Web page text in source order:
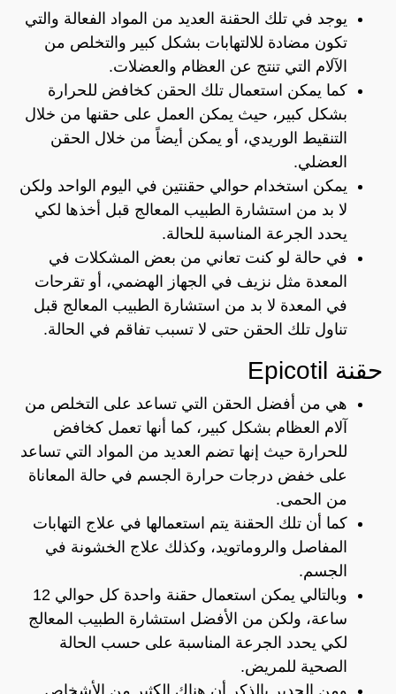
يوجد في تلك الحقنة العديد من المواد الفعالة والتي
تكون مضادة للالتهابات بشكل كبير والتخلص من
الآلام التي تنتج عن العظام والعضلات.
كما يمكن استعمال تلك الحقن كخافض للحرارة
بشكل كبير، حيث يمكن العمل على حقنها من خلال
التنقيط الوريدي، أو يمكن أيضاً من خلال الحقن
العضلي.
يمكن استخدام حوالي حقنتين في اليوم الواحد ولكن
لا بد من استشارة الطبيب المعالج قبل أخذها لكي
يحدد الجرعة المناسبة للحالة.
في حالة لو كنت تعاني من بعض المشكلات في
المعدة مثل نزيف في الجهاز الهضمي، أو تقرحات
في المعدة لا بد من استشارة الطبيب المعالج قبل
تناول تلك الحقن حتى لا تسبب تفاقم في الحالة.
حقنة Epicotil
هي من أفضل الحقن التي تساعد على التخلص من
آلام العظام بشكل كبير، كما أنها تعمل كخافض
للحرارة حيث إنها تضم العديد من المواد التي تساعد
على خفض درجات حرارة الجسم في حالة المعاناة
من الحمى.
كما أن تلك الحقنة يتم استعمالها في علاج التهابات
المفاصل والروماتويد، وكذلك علاج الخشونة في
الجسم.
وبالتالي يمكن استعمال حقنة واحدة كل حوالي 12
ساعة، ولكن من الأفضل استشارة الطبيب المعالج
لكي يحدد الجرعة المناسبة على حسب الحالة
الصحية للمريض.
ومن الجدير بالذكر أن هناك الكثير من الأشخاص